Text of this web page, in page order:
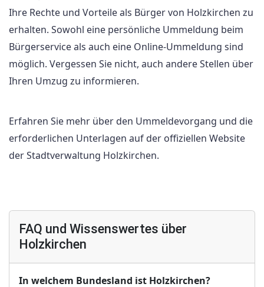
Ihre Rechte und Vorteile als Bürger von Holzkirchen zu
erhalten. Sowohl eine persönliche Ummeldung beim
Bürgerservice als auch eine Online-Ummeldung sind
möglich. Vergessen Sie nicht, auch andere Stellen über
Ihren Umzug zu informieren.
Erfahren Sie mehr über den Ummeldevorgang und die
erforderlichen Unterlagen auf der offiziellen Website
der Stadtverwaltung Holzkirchen.
FAQ und Wissenswertes über
Holzkirchen
In welchem Bundesland ist Holzkirchen?